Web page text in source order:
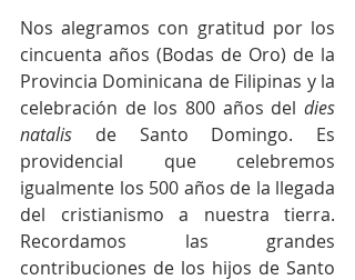
Nos alegramos con gratitud por los
cincuenta años (Bodas de Oro) de la
Provincia Dominicana de Filipinas y la
celebración de los 800 años del dies
natalis de Santo Domingo. Es
providencial que celebremos
igualmente los 500 años de la llegada
del cristianismo a nuestra tierra.
Recordamos las grandes
contribuciones de los hijos de Santo